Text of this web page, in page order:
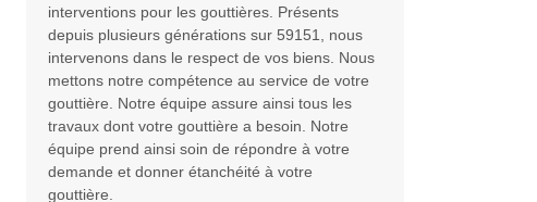
interventions pour les gouttières. Présents
depuis plusieurs générations sur 59151, nous
intervenons dans le respect de vos biens. Nous
mettons notre compétence au service de votre
gouttière. Notre équipe assure ainsi tous les
travaux dont votre gouttière a besoin. Notre
équipe prend ainsi soin de répondre à votre
demande et donner étanchéité à votre
gouttière.